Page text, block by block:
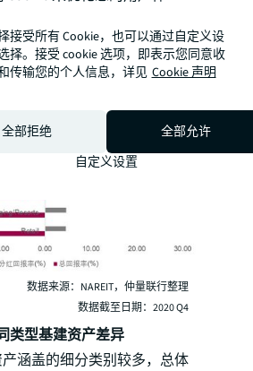
态分红及总体回报情况
数据来源：NAREIT，仲量联行整理
数据截至日期：2020 Q4
类型基建资产差异
涵盖的细分类别较多，总体
接受所有 Cookie，也可以通过自定义设
择。接受 cookie 选项，即表示您同意收
传输您的个人信息，详见 Cookie 声明
全部拒绝
全部允许
自定义设置